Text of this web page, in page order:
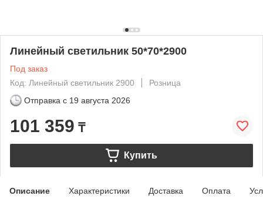
Линейный светильник 50*70*2900
Под заказ
Код: Линейный светильник 2900
Розница
Отправка с 19 августа 2026
101 359 ₸
Купить
Описание Характеристики Доставка Оплата